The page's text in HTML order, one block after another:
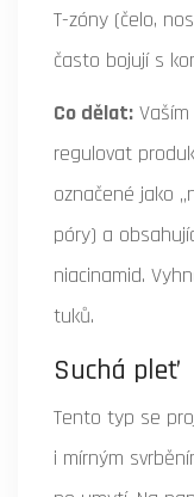
T-zóny (čelo,
často bojují s
Co dělat:
regulovat
označené jako
póry) a
niacinamid.
tuků.
Suchá pleť
Tento typ se
i mírným